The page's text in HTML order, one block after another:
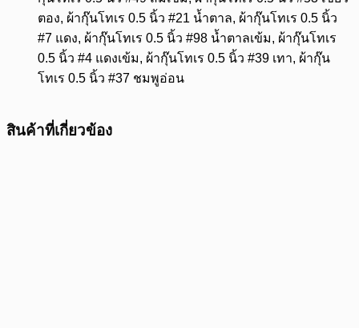
ตอง, ผ้ากุ๊นโทเร 0.5 นิ้ว #21 น้ำตาล, ผ้ากุ๊นโทเร 0.5 นิ้ว
#7 แดง, ผ้ากุ๊นโทเร 0.5 นิ้ว #98 น้ำตาลเข้ม, ผ้ากุ๊นโทเร
0.5 นิ้ว #4 แดงเข้ม, ผ้ากุ๊นโทเร 0.5 นิ้ว #39 เทา, ผ้ากุ๊น
โทเร 0.5 นิ้ว #37 ชมพูอ่อน
สินค้าที่เกี่ยวข้อง